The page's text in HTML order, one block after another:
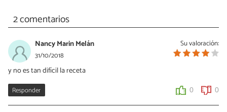
2 comentarios
Su valoración:
Nancy Marin Melán
31/10/2018
y no es tan difícil la receta
Responder 0 0